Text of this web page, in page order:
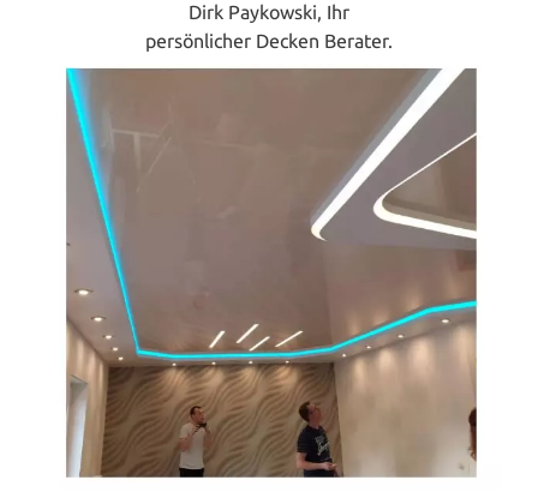
Dirk Paykowski, Ihr
persönlicher Decken Berater.